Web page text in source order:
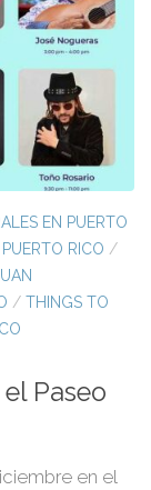
EN PUERTO
PUERTO RICO /
/ THINGS TO
Paseo
en el